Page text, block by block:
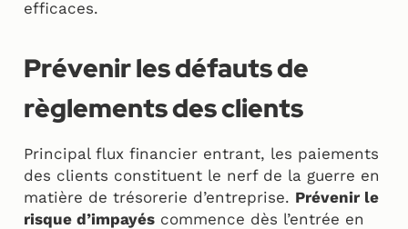
efficaces.
Prévenir les défauts de
règlements des clients
Principal flux financier entrant, les paiements
des clients constituent le nerf de la guerre en
matière de trésorerie d’entreprise. Prévenir le
risque d’impayés commence dès l’entrée en